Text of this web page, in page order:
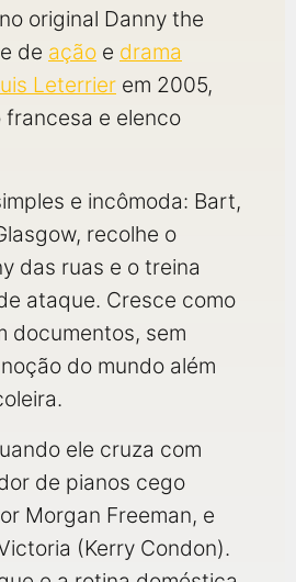
original Danny the
de ação e drama
Leterrier em 2005,
e elenco
e incômoda: Bart,
recolhe o
das ruas e o treina
ataque. Cresce como
documentos, sem
do mundo além
ele cruza com
de pianos cego
Morgan Freeman, e
(Kerry Condon).